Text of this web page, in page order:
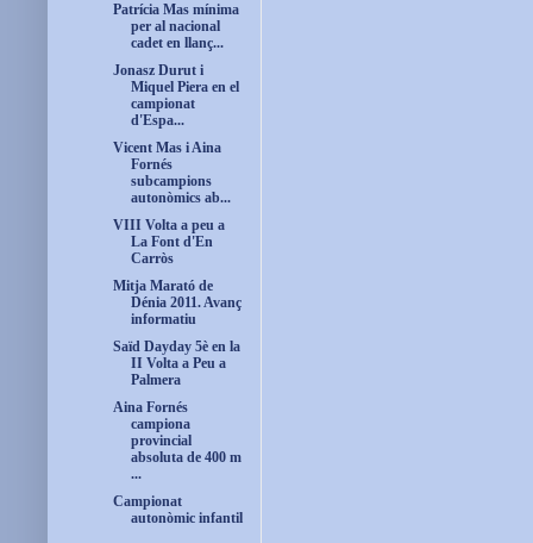
Patrícia Mas mínima
per al nacional
cadet en llanç...
Jonasz Durut i
Miquel Piera en el
campionat
d'Espa...
Vicent Mas i Aina
Fornés
subcampions
autonòmics ab...
VIII Volta a peu a
La Font d'En
Carròs
Mitja Marató de
Dénia 2011. Avanç
informatiu
Saïd Dayday 5è en la
II Volta a Peu a
Palmera
Aina Fornés
campiona
provincial
absoluta de 400 m
...
Campionat
autonòmic infantil